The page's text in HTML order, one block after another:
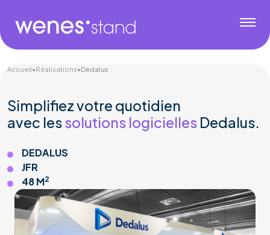
Accueil•Réalisations•Dedalus
Simplifiez votre quotidien
avec lessolutions logicielles Dedalus.
DEDALUS
JFR
48 M2
Médical & Pharma